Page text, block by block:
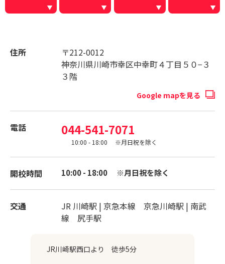
住所
〒212-0012
神奈川県川崎市幸区中幸町４丁目５０−３
３階
Google mapを見る
電話 044-541-7071
10:00 - 18:00 ※月日祝を除く
開校時間 10:00 - 18:00 ※月日祝を除く
交通
JR 川崎駅 | 京急本線 京急川崎駅 | 南武
線 尻手駅
JR川崎駅西口より 徒歩5分